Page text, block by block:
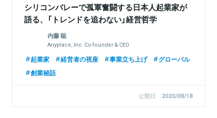
シリコンバレーで孤軍奮闘する日本人起業家が
語る、「トレンドを追わない」経営哲学
内藤 聡
Anyplace, Inc. Co-founder & CEO
起業家 経営者の視座 事業立ち上げ
グローバル
創業秘話
公開日 2020/08/18